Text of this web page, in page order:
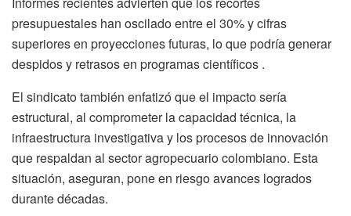
presupuestales han oscilado entre el 30% y cifras
superiores en proyecciones futuras, lo que podría generar
despidos y retrasos en programas científicos .
El sindicato también enfatizó que el impacto sería
estructural, al comprometer la capacidad técnica, la
infraestructura investigativa y los procesos de innovación
que respaldan al sector agropecuario colombiano. Esta
situación, aseguran, pone en riesgo avances logrados
durante décadas.